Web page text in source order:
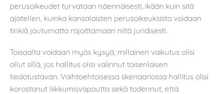
perusoikeudet turvataan näennäisesti, ikään kuin sitä
ajatellen, kuinka kansalaisten perusoikeuksista voidaan
tinkiä joutumatta rajoittamaan niitä juridisesti.
Toisaalta voidaan myös kysyä, millainen vaikutus olisi
ollut sillä, jos hallitus olisi valinnut toisenlaisen
tiedotustavan. Vaihtoehtoisessa skenaariossa hallitus olisi
korostanut liikkumisvapautta sekä todennut, että